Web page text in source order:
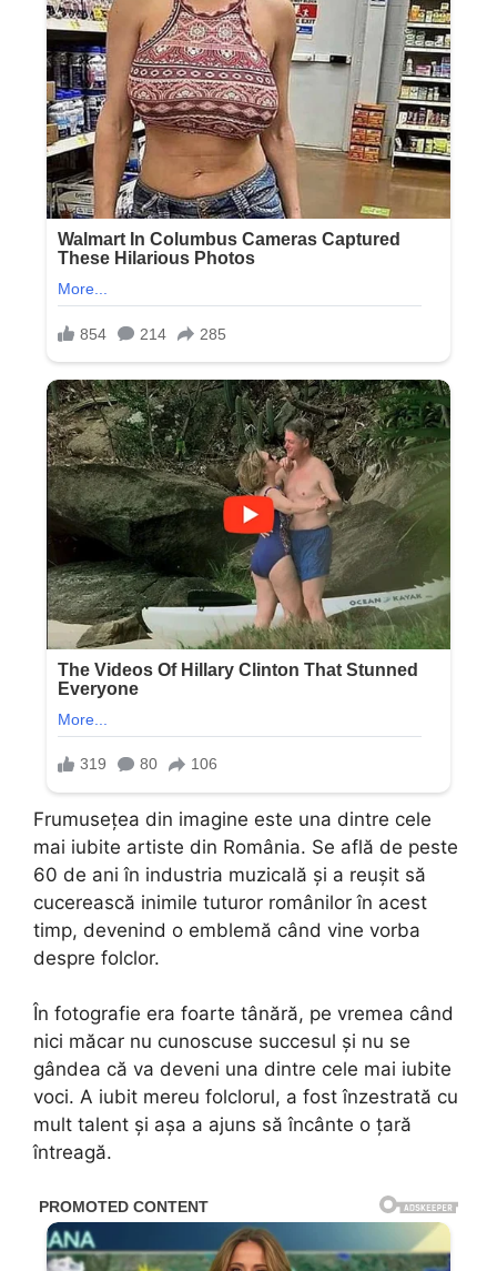
Frumusețea din imagine este una dintre cele
mai iubite artiste din România. Se află de peste
60 de ani în industria muzicală și a reușit să
cucerească inimile tuturor românilor în acest
timp, devenind o emblemă când vine vorba
despre folclor.
În fotografie era foarte tânără, pe vremea când
nici măcar nu cunoscuse succesul și nu se
gândea că va deveni una dintre cele mai iubite
voci. A iubit mereu folclorul, a fost înzestrată cu
mult talent și așa a ajuns să încânte o țară
întreagă.